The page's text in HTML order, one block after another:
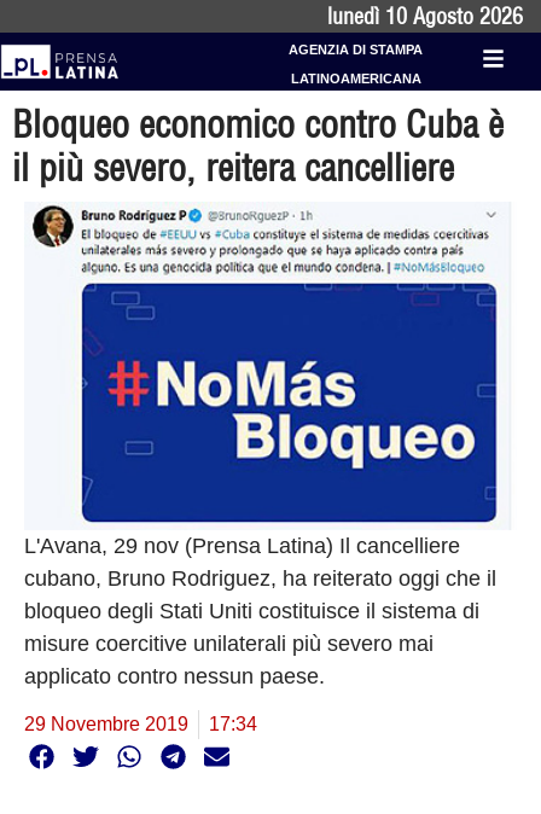
lunedì 10 Agosto 2026
AGENZIA DI STAMPA
LATINOAMERICANA
Bloqueo economico contro Cuba è
il più severo, reitera cancelliere
L'Avana, 29 nov (Prensa Latina) Il cancelliere
cubano, Bruno Rodriguez, ha reiterato oggi che il
bloqueo degli Stati Uniti costituisce il sistema di
misure coercitive unilaterali più severo mai
applicato contro nessun paese.
29 Novembre 2019 17:34